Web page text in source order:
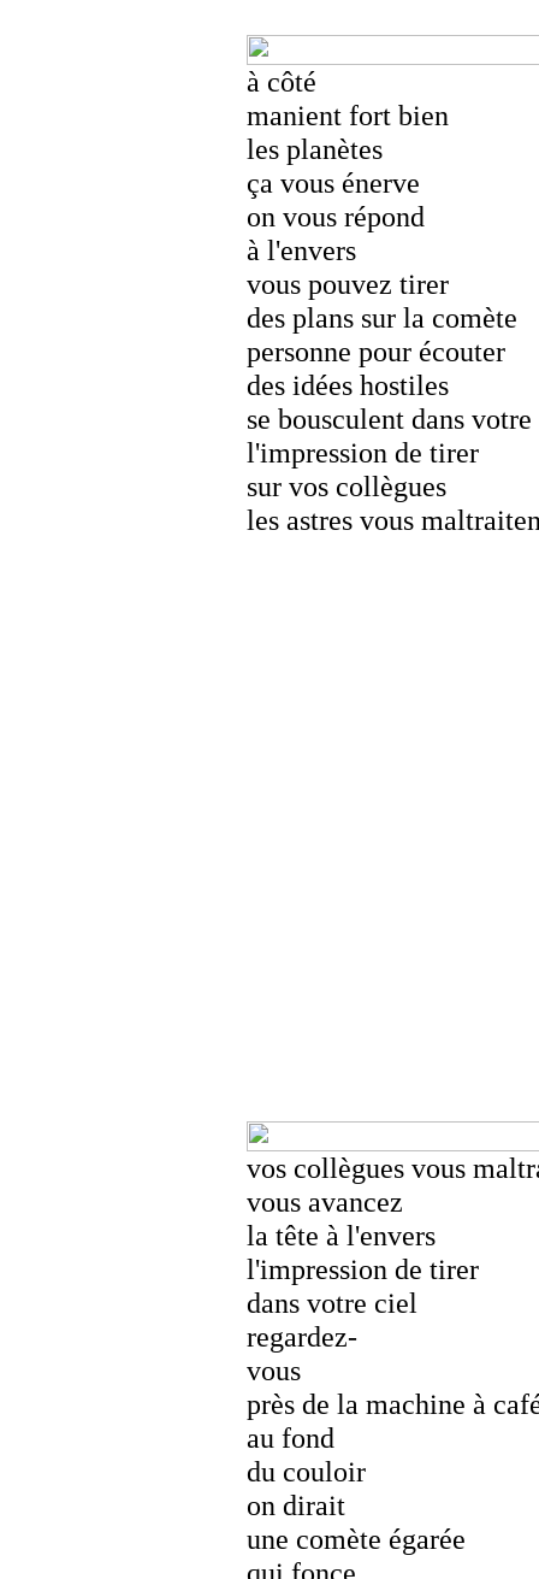
à côté
manient fort bien
les planètes
ça vous énerve
on vous répond
à l'envers
vous pouvez tirer
des plans sur la comète
personne pour écouter
des idées hostiles
se bousculent dans votre
l'impression de tirer
sur vos collègues
les astres vous
vos collègues vous
vous avancez
la tête à l'envers
l'impression de tirer
dans votre ciel
regardez-
vous
près de la machine à
au fond
du couloir
on dirait
une comète égarée